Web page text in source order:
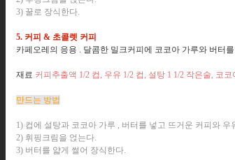
3) 꿀로 장식한다.
5. 커피 & 초콜렛 커피
카페오레의 응용 . 달콤한 밀크커피에 코코아 가루와 버터
재료 커피추출액 1/2 컵, 우유 1/2 컵, 설탕 1 1/2 작은술, 코
만드는 방법
1) 컵에 설탕과 코코아 가루 , 버터를 넣고 뜨거운 커피와
2) 휘핑크림을 얹는다.
3) 버터를 얇게 썰어 장식한다.